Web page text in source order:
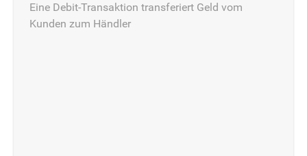
Eine Debit-Transaktion transferiert Geld vom
Kunden zum Händler